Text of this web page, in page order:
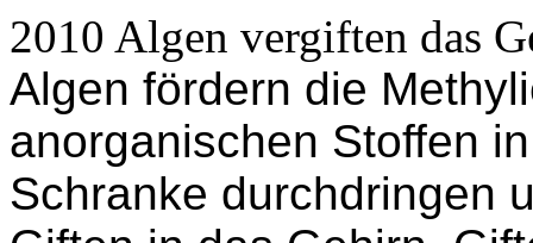
2010 Algen vergiften das
Algen fördern die
anorganischen Stoffen
Schranke durchdringen